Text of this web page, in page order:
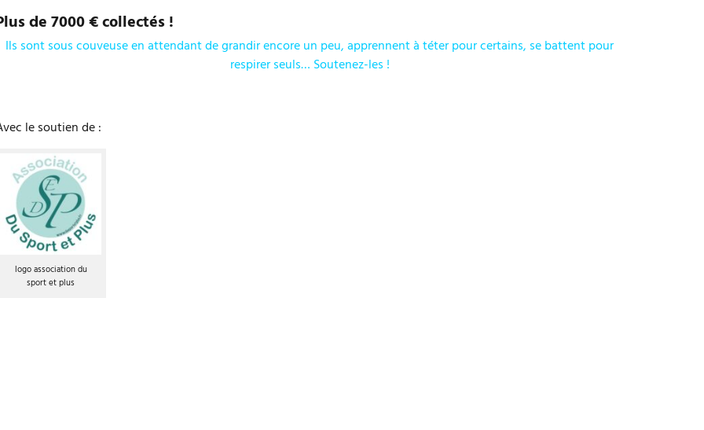
de 7000 € collectés !
Ils sont sous couveuse en attendant de grandir encore un peu, apprennent à téter pour certains, se battent pour
respirer seuls… Soutenez-les !
le soutien de :
logo association du
sport et plus